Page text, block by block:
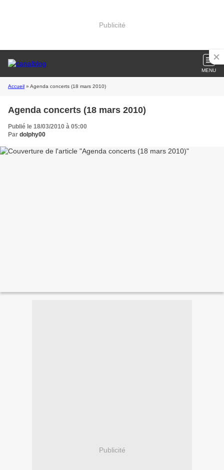
Publicité
MENU
Accueil » Agenda concerts (18 mars 2010)
Agenda concerts (18 mars 2010)
Publié le 18/03/2010 à 05:00
Par dolphy00
Publicité